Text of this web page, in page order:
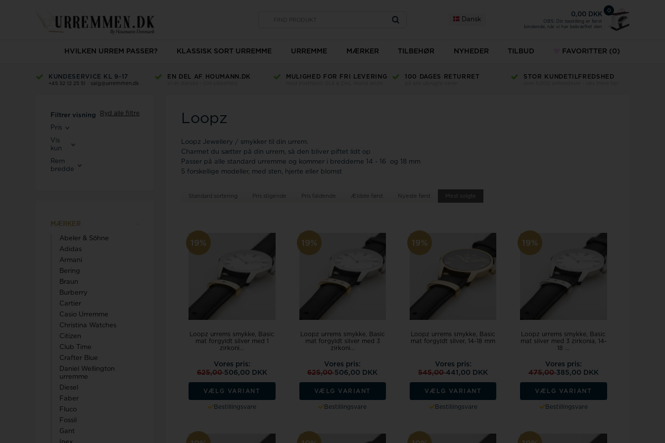
Dansk
0
0,00 DKK
OBS: Din bestilling er først
bindende, når vi har bekræftet den
HVILKEN URREM PASSER? KLASSISK SORT URREMME URREMME
Type
MÆRKER
Romenta
TILBEHØR NYHEDER TILBUD FAVORITTER (0)
KUNDESERVICE KL 9-17
+45 32 12 25 51 salg@urremmen.dk
EN DEL AF HOUMANN.DK MULIGHED FOR FRI LEVERING 100 DAGES RETURRET STOR KUNDETILFREDSHED
Filtrer visning
Pris
Vis
kun
Rem
bredde
Ryd alle filtre
MÆRKER
Abeler & Söhne
Adidas
Armani
Bering
Braun
Burberry
Cartier
Casio Urremme
Christina Watches
Citizen
Club Time
Crafter Blue
Daniel Wellington
urremme
Diesel
Faber
Fluco
Fossil
Gant
Loopz
Loopz Jewellery / smykker til din urrem.
Charmet du sætter på din urrem, så den bliver piftet lidt op
Passer på alle standard urremme og kommer i bredderne 14 - 16 og 18 mm
5 forskellige modeller, med sten, hjerte eller blomst
Standard sortering Pris stigende Pris faldende Ældste først Nyeste først Mest solgte
19%
Loopz urrems smykke, Basic
mat forgyldt silver med 1
zirkoni...
Vores pris:
625,00506,00 DKK
VÆLG VARIANT
Bestillingsvare
19%
Loopz urrems smykke, Basic
mat forgyldt silver med 3
zirkoni...
Vores pris:
625,00506,00 DKK
VÆLG VARIANT
Bestillingsvare
19%
Loopz urrems smykke, Basic
mat forgyldt silver, 14-18 mm
Vores pris:
545,00441,00 DKK
VÆLG VARIANT
Bestillingsvare
19%
Loopz urrems smykke, Basic
mat silver med 3 zirkonia, 14-
18 ...
Vores pris:
475,00385,00 DKK
VÆLG VARIANT
Bestillingsvare